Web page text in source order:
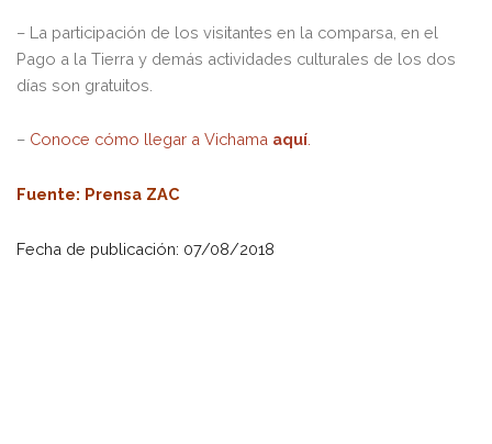
– La participación de los visitantes en la comparsa, en el
Pago a la Tierra y demás actividades culturales de los dos
días son gratuitos.
– Conoce cómo llegar a Vichama aquí.
Fuente: Prensa ZAC
Fecha de publicación: 07/08/2018